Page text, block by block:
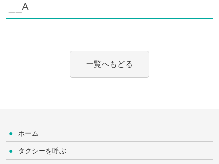
__A
一覧へもどる
ホーム
タクシーを呼ぶ